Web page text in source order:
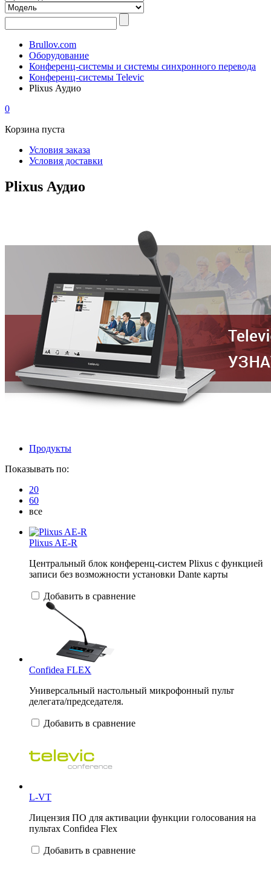
Brullov.com
Оборудование
Конференц-системы и системы синхронного перевода
Конференц-системы Televic
Plixus Аудио
0
Корзина пуста
Условия заказа
Условия доставки
Plixus Аудио
Продукты
Показывать по:
20
60
все
Plixus AE-R
Центральный блок конференц-систем Plixus с функцией
записи без возможности установки Dante карты
Добавить в сравнение
Confidea FLEX
Универсальный настольный микрофонный пульт
делегата/председателя.
Добавить в сравнение
L-VT
Лицензия ПО для активации функции голосования на
пультах Confidea Flex
Добавить в сравнение